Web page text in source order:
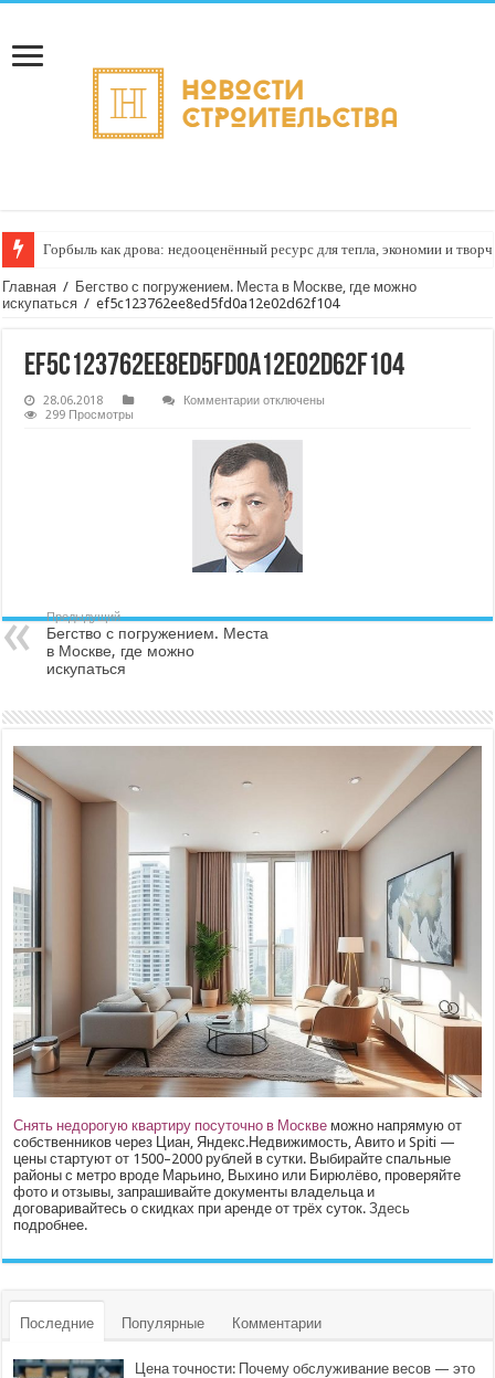
Горбыль как дрова: недооценённый ресурс для тепла, экономии и
Главная / Бегство с погружением. Места в Москве, где можно
искупаться / ef5c123762ee8ed5fd0a12e02d62f104
ef5c123762ee8ed5fd0a12e02d62f104
28.06.2018 Комментариикотключены
299 Просмотры
Предыдущий
Бегство с погружением. Места
в Москве, где можно
искупаться
Снять недорогую квартиру посуточно в Москве можно напрямую от
собственников через Циан, Яндекс.Недвижимость, Авито и Spiti —
цены стартуют от 1500–2000 рублей в сутки. Выбирайте спальные
районы с метро вроде Марьино, Выхино или Бирюлёво, проверяйте
фото и отзывы, запрашивайте документы владельца и
договаривайтесь о скидках при аренде от трёх суток.Здесь
подробнее.
Последние Популярные Комментарии
Цена точности: Почему обслуживание весов — это